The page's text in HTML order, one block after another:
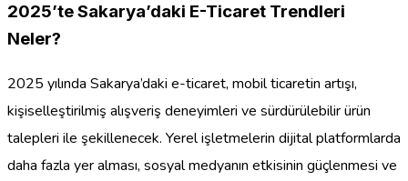
2025’te Sakarya’daki E-Ticaret Trendleri
Neler?
2025 yılında Sakarya’daki e-ticaret, mobil ticaretin artışı,
kişiselleştirilmiş alışveriş deneyimleri ve sürdürülebilir ürün
talepleri ile şekillenecek. Yerel işletmelerin dijital platformlarda
daha fazla yer alması, sosyal medyanın etkisinin güçlenmesi ve